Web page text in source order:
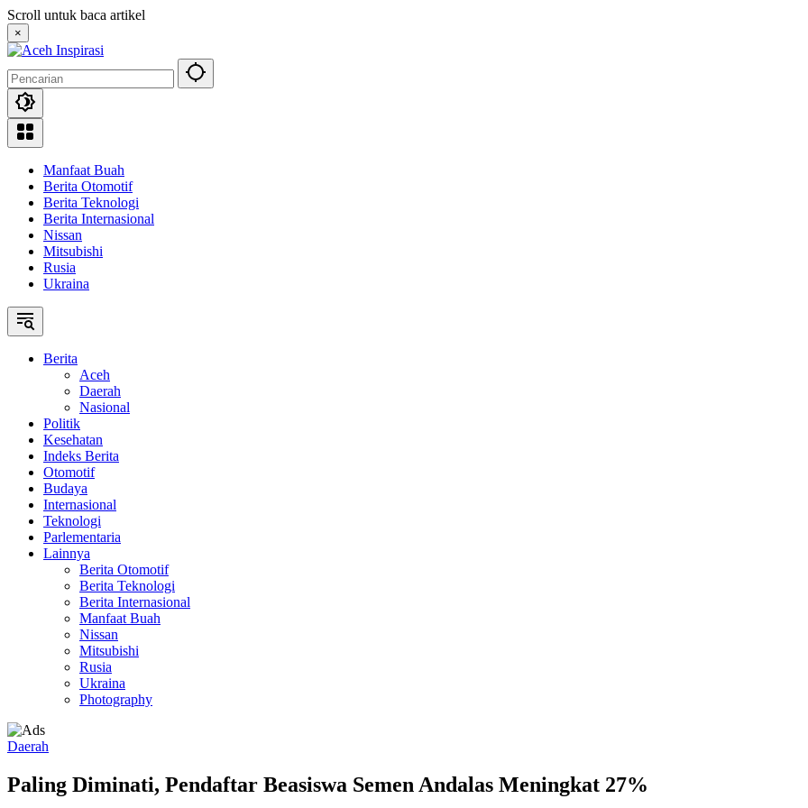
Langsung
ke
konten
Scroll untuk baca artikel
×
Manfaat Buah
Berita Otomotif
Berita Teknologi
Berita Internasional
Nissan
Mitsubishi
Rusia
Ukraina
Berita
Aceh
Daerah
Nasional
Politik
Kesehatan
Indeks Berita
Otomotif
Budaya
Internasional
Teknologi
Parlementaria
Lainnya
Berita Otomotif
Berita Teknologi
Berita Internasional
Manfaat Buah
Nissan
Mitsubishi
Rusia
Ukraina
Photography
Daerah
Paling Diminati, Pendaftar Beasiswa Semen Andalas Meningkat 27%